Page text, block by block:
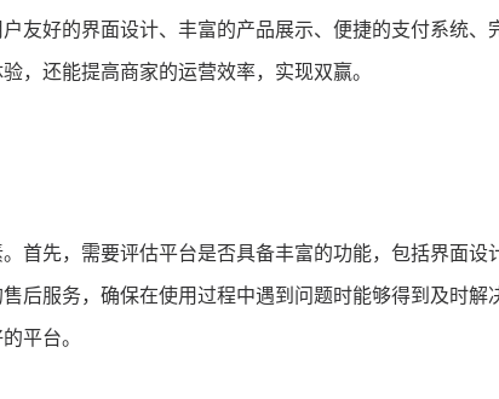
友好的界面设计、丰富的产品展示、便捷的支付系统、
，还能提高商家的运营效率，实现双赢。
首先，需要评估平台是否具备丰富的功能，包括界面设
后服务，确保在使用过程中遇到问题时能够得到及时解
平台。